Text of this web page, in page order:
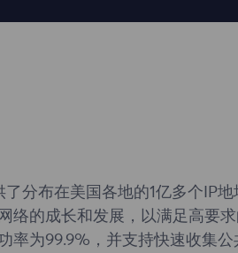
分布在美国各地的1亿多个IP地
络的成长和发展，以满足高要
率为99.9%，并支持快速收集公